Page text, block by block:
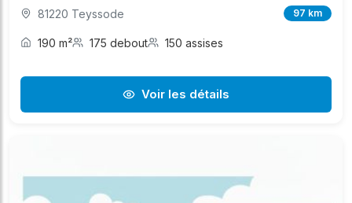
81220 Teyssode 97 km
190 m² 175 debout 150 assises
Voir les détails